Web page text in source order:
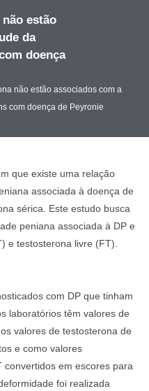
estão
da
doença
não estão associados com a
com doença de Peyronie
que existe uma relação
associada à doença de
sérica. Este estudo busca
peniana associada à DP e
e testosterona livre (FT).
com DP que tinham
laboratórios têm valores de
valores de testosterona de
e como valores
convertidos em escores para
foi realizada